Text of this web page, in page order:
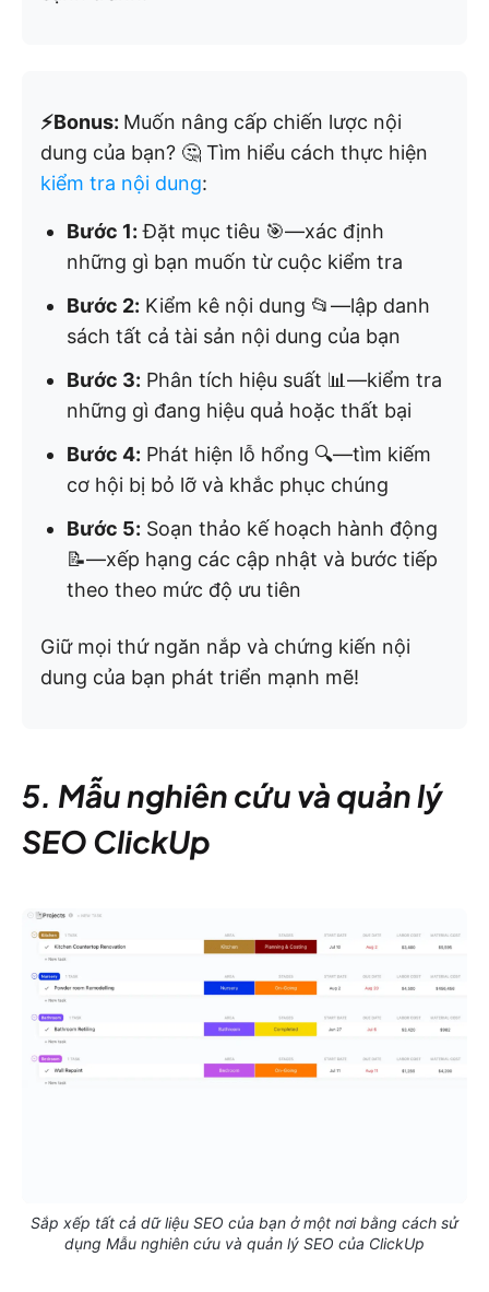
⚡️Bonus: Muốn nâng cấp chiến lược nội
dung của bạn? 🤔 Tìm hiểu cách thực hiện
kiểm tra nội dung:
Bước 1: Đặt mục tiêu 🎯—xác định
những gì bạn muốn từ cuộc kiểm tra
Bước 2: Kiểm kê nội dung 📂—lập danh
sách tất cả tài sản nội dung của bạn
Bước 3: Phân tích hiệu suất 📊—kiểm tra
những gì đang hiệu quả hoặc thất bại
Bước 4: Phát hiện lỗ hổng 🔍—tìm kiếm
cơ hội bị bỏ lỡ và khắc phục chúng
Bước 5: Soạn thảo kế hoạch hành động
📝—xếp hạng các cập nhật và bước tiếp
theo theo mức độ ưu tiên
Giữ mọi thứ ngăn nắp và chứng kiến nội
dung của bạn phát triển mạnh mẽ!
5. Mẫu nghiên cứu và quản lý
SEO ClickUp
Sắp xếp tất cả dữ liệu SEO của bạn ở một nơi bằng cách sử
dụng Mẫu nghiên cứu và quản lý SEO của ClickUp